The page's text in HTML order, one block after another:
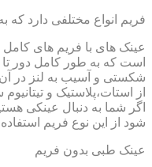
فریم انواع مختلفی دارد که
است که به طور کامل دور
شکستی و آسیب به لنز در
از استات،پلاستیک و
اگر شما به دنبال عینکی
شود از این نوع فریم استفاده
عینک طبی بدون فریم